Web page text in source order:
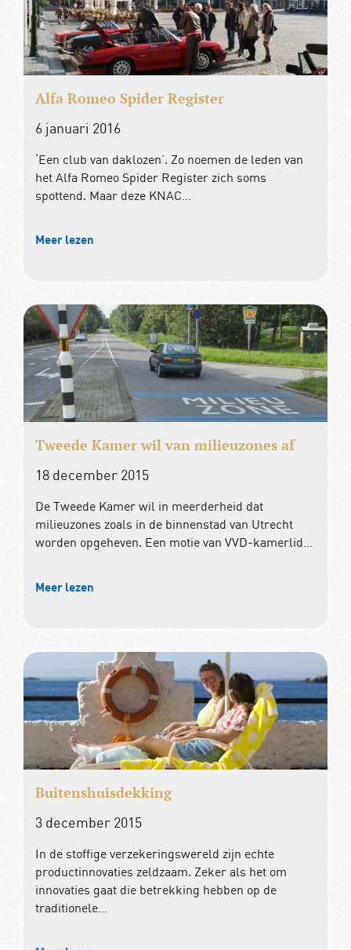
Alfa Romeo Spider Register
6 januari 2016
‘Een club van daklozen’. Zo noemen de leden van
het Alfa Romeo Spider Register zich soms
spottend. Maar deze KNAC…
Meer lezen
Tweede Kamer wil van milieuzones af
18 december 2015
De Tweede Kamer wil in meerderheid dat
milieuzones zoals in de binnenstad van Utrecht
worden opgeheven. Een motie van VVD-kamerlid…
Meer lezen
Buitenshuisdekking
3 december 2015
In de stoffige verzekeringswereld zijn echte
productinnovaties zeldzaam. Zeker als het om
innovaties gaat die betrekking hebben op de
traditionele…